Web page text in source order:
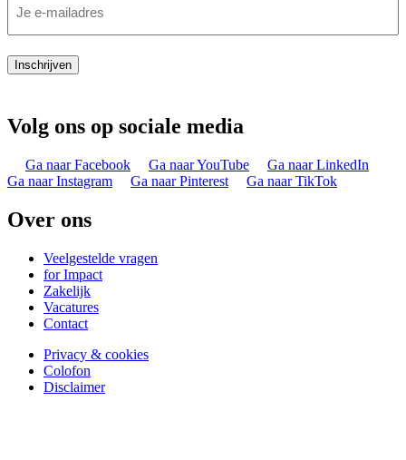
Inschrijven
Volg ons op sociale media
Ga naar Facebook Ga naar YouTube
Ga naar LinkedIn
Ga naar Instagram
Ga naar Pinterest Ga naar TikTok
Over ons
Veelgestelde vragen
for Impact
Zakelijk
Vacatures
Contact
Privacy & cookies
Colofon
Disclaimer